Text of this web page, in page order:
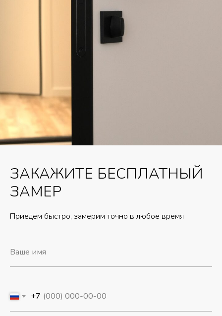
ЗАКАЖИТЕ БЕСПЛАТНЫЙ
ЗАМЕР
Приедем быстро, замерим точно в любое время
+7